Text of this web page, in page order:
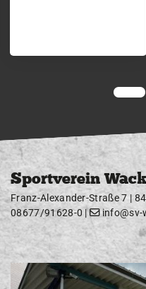
Sportverein
Franz-Alexander-Straße 7 |
08677/91628-0 | info@sv-